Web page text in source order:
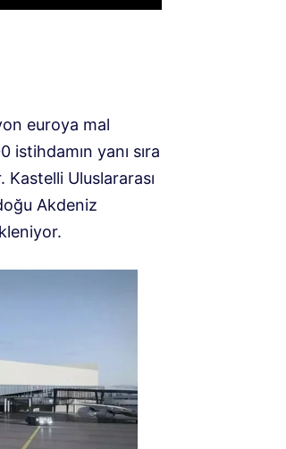
euroya mal
istihdamın yanı sıra
Uluslararası
Akdeniz